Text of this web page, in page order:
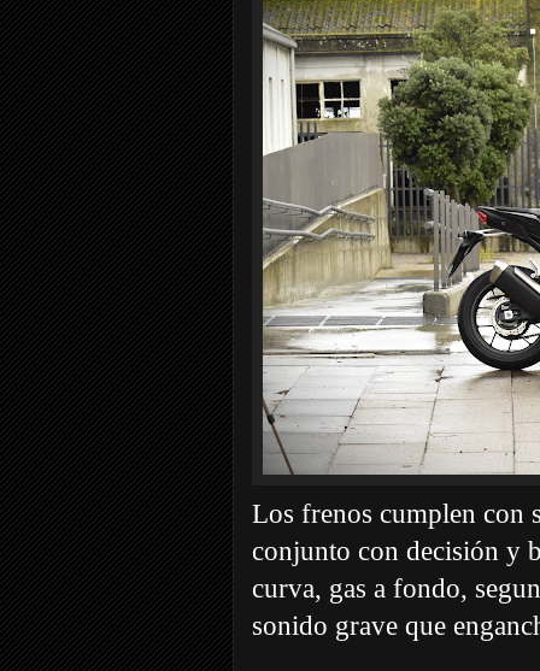
Los frenos cumplen con
conjunto con decisión y
curva, gas a fondo,
sonido grave que